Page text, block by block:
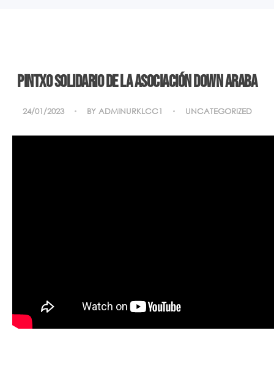
Pintxo solidario de la asociación Down Araba
24/01/2023 BY ADMINURKLCC1 UNCATEGORIZED